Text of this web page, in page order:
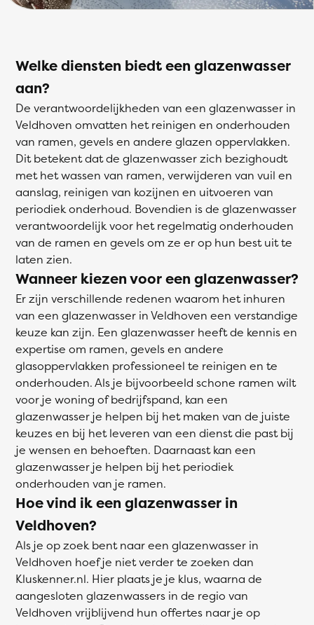
Welke diensten biedt een glazenwasser
aan?
De verantwoordelijkheden van een glazenwasser in
Veldhoven omvatten het reinigen en onderhouden
van ramen, gevels en andere glazen oppervlakken.
Dit betekent dat de glazenwasser zich bezighoudt
met het wassen van ramen, verwijderen van vuil en
aanslag, reinigen van kozijnen en uitvoeren van
periodiek onderhoud. Bovendien is de glazenwasser
verantwoordelijk voor het regelmatig onderhouden
van de ramen en gevels om ze er op hun best uit te
laten zien.
Wanneer kiezen voor een glazenwasser?
Er zijn verschillende redenen waarom het inhuren
van een glazenwasser in Veldhoven een verstandige
keuze kan zijn. Een glazenwasser heeft de kennis en
expertise om ramen, gevels en andere
glasoppervlakken professioneel te reinigen en te
onderhouden. Als je bijvoorbeeld schone ramen wilt
voor je woning of bedrijfspand, kan een
glazenwasser je helpen bij het maken van de juiste
keuzes en bij het leveren van een dienst die past bij
je wensen en behoeften. Daarnaast kan een
glazenwasser je helpen bij het periodiek
onderhouden van je ramen.
Hoe vind ik een glazenwasser in
Veldhoven?
Als je op zoek bent naar een glazenwasser in
Veldhoven hoef je niet verder te zoeken dan
Kluskenner.nl. Hier plaats je je klus, waarna de
aangesloten glazenwassers in de regio van
Veldhoven vrijblijvend hun offertes naar je op